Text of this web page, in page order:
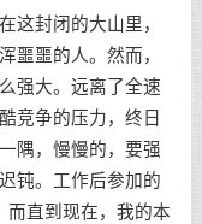
封闭的大山里，
噩噩的人。然而，
强大。远离了全速
竞争的压力，终日
隅，慢慢的，要强
钝。工作后参加的
而直到现在，我的本